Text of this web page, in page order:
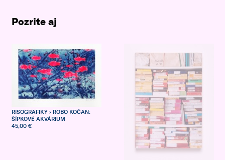
Pozrite aj
RISOGRAFIKY› ROBO KOČAN:
ŠÍPKOVÉ AKVÁRIUM
45,00 €